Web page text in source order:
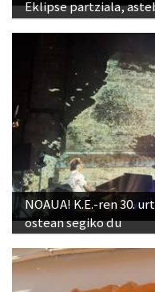
Eklipse partziala,
NOAUA! K.E.-ren 30.
ostean segiko du